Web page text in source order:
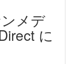
メデ
に